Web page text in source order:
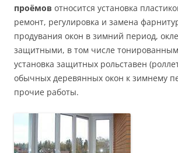
проёмов относится установка
ремонт, регулировка и замена
продувания окон в зимний период,
защитными, в том числе
установка защитных рольставен
обычных деревянных окон к зимнему
прочие работы.